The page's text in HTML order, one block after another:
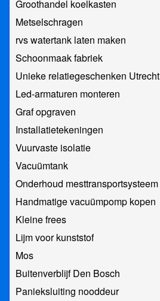
Groothandel koelkasten
Metselschragen
rvs watertank laten maken
Schoonmaak fabriek
Unieke relatiegeschenken Utrecht
Led-armaturen monteren
Graf opgraven
Installatietekeningen
Vuurvaste isolatie
Vacuümtank
Onderhoud mesttransportsysteem
Handmatige vacuümpomp kopen
Kleine frees
Lijm voor kunststof
Mos
Buitenverblijf Den Bosch
Panieksluiting nooddeur